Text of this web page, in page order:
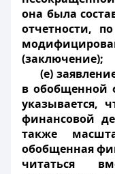
она была
отчетности,
(заключение);
(е)
в обобщенной
указывается,
финансовой
также
обобщенная
читаться